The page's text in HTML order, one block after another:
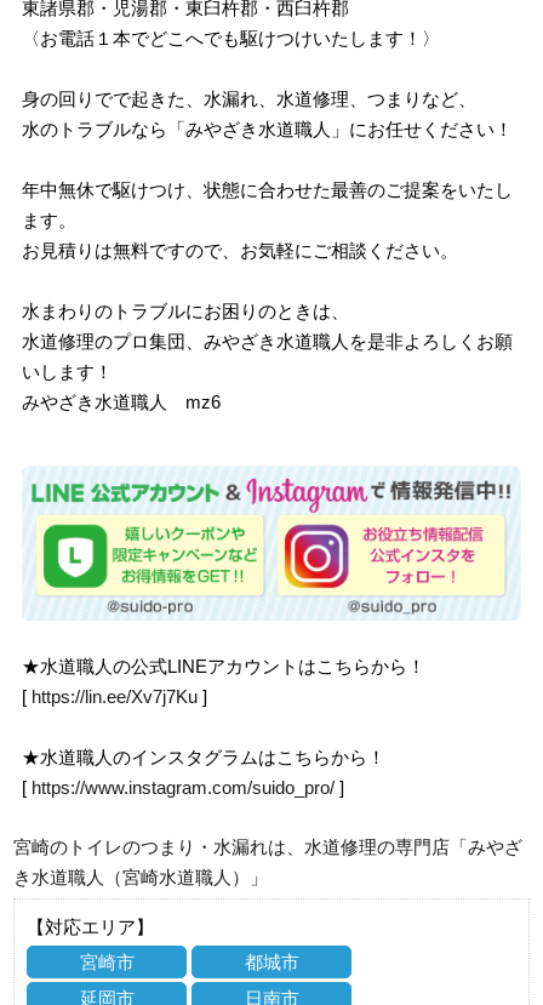
東諸県郡・児湯郡・東臼杵郡・西臼杵郡
〈お電話１本でどこへでも駆けつけいたします！〉
身の回りでで起きた、水漏れ、水道修理、つまりなど、
水のトラブルなら「みやざき水道職人」にお任せください！
年中無休で駆けつけ、状態に合わせた最善のご提案をいたし
ます。
お見積りは無料ですので、お気軽にご相談ください。
水まわりのトラブルにお困りのときは、
水道修理のプロ集団、みやざき水道職人を是非よろしくお願
いします！
みやざき水道職人 mz6
★水道職人の公式LINEアカウントはこちらから！
[ https://lin.ee/Xv7j7Ku ]
★水道職人のインスタグラムはこちらから！
[ https://www.instagram.com/suido_pro/ ]
宮崎のトイレのつまり・水漏れは、水道修理の専門店「みやざ
き水道職人（宮崎水道職人）」
【対応エリア】
宮崎市
都城市
延岡市
日南市